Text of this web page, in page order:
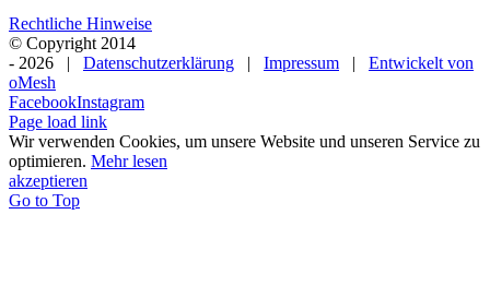
Rechtliche Hinweise
© Copyright 2014
- 2026 | Datenschutzerklärung | Impressum | Entwickelt von
oMesh
FacebookInstagram
Page load link
Wir verwenden Cookies, um unsere Website und unseren Service zu
optimieren. Mehr lesen
akzeptieren
Go to Top